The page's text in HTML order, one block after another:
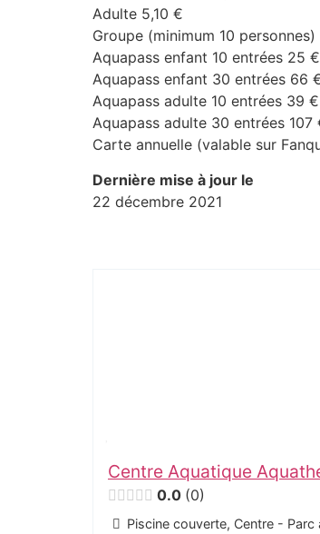
Adulte 5,10 €
Groupe (minimum 10 personnes)
Aquapass enfant 10 entrées 25 €
Aquapass enfant 30 entrées 66
Aquapass adulte 10 entrées 39 €
Aquapass adulte 30 entrées 107
Carte annuelle (valable sur
Dernière mise à jour le
22 décembre 2021
Centre Aquatique
0.0 0
Piscine couverte, Centre - Parc